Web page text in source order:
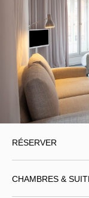
RÉSERVER
CHAMBRES &